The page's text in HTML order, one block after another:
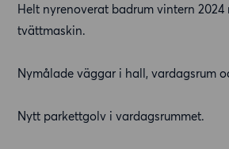
Helt nyrenoverat badrum vintern
tvättmaskin.
Nymålade väggar i hall, vardagsrum
Nytt parkettgolv i vardagsrummet.